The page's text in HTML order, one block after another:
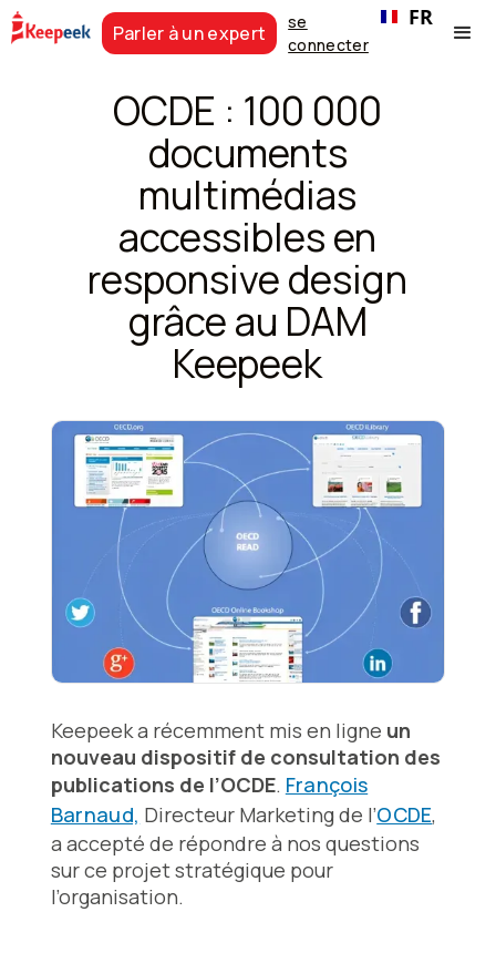
Parler à un expert
se
connecter
FR
OCDE : 100 000
documents
multimédias
accessibles en
responsive design
grâce au DAM
Keepeek
Keepeek a récemment mis en ligne un
nouveau dispositif de consultation des
publications de l’OCDE. François
Barnaud, Directeur Marketing de l’OCDE,
a accepté de répondre à nos questions
sur ce projet stratégique pour
l’organisation.